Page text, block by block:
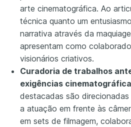
arte cinematográfica. Ao
técnica quanto um
narrativa através da
apresentam como
visionários criativos.
Curadoria de trabalhos
exigências
destacadas são
a atuação em frente às
em sets de filmagem,